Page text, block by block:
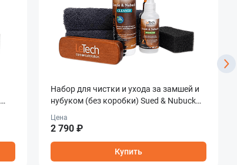
Набор для чистки и ухода за замшей и
нубуком (без коробки) Sued & Nubuck
Цена
2 790 ₽
Купить